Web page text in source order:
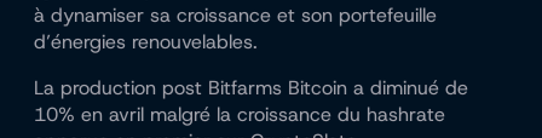
à dynamiser sa croissance et son portefeuille
d’énergies renouvelables.
La production post Bitfarms Bitcoin a diminué de
10% en avril malgré la croissance du hashrate